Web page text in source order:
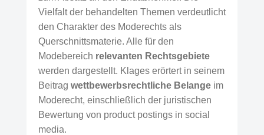
Vielfalt der behandelten Themen verdeutlicht
den Charakter des Moderechts als
Querschnittsmaterie. Alle für den
Modebereich relevanten Rechtsgebiete
werden dargestellt. Klages erörtert in seinem
Beitrag wettbewerbsrechtliche Belange im
Moderecht, einschließlich der juristischen
Bewertung von product postings in social
media.